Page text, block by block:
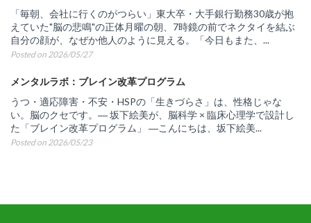
「毎朝、会社に行くのがつらい」東大卒・大手銀行勤務30歳が抱
えていた"脳の悲鳴"の正体月曜の朝、7時鏡の前でネクタイを結ぶ
自分の顔が、なぜか他人のように見える。「今日もまた、...
Posted on 2026/05/27
メンタルラボ：ブレイン改革プログラム
うつ・適応障害・不安・HSPの「生きづらさ」は、性格じゃな
い。脳のクセです。― 坂下絵美が、脳科学 × 臨床心理学で設計し
た「ブレイン改革プログラム」 ―こんにちは、坂下絵美...
Posted on 2026/05/23